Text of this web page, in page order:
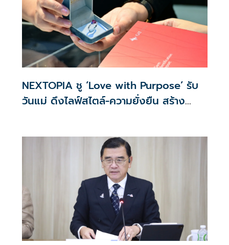
NEXTOPIA ชู ‘Love with Purpose’ รับ
วันแม่ ดึงไลฟ์สไตล์-ความยั่งยืน สร้าง